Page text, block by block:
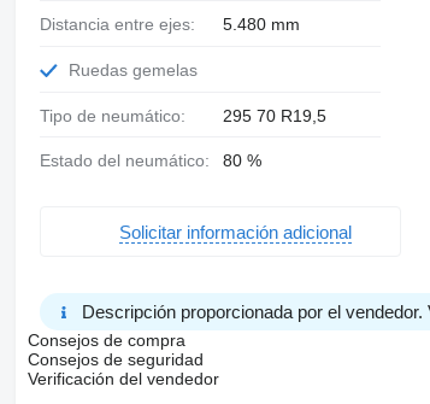
Distancia entre ejes: 5.480 mm
Ruedas gemelas
Tipo de neumático: 295 70 R19,5
Estado del neumático: 80 %
Solicitar información adicional
Descripción proporcionada por el
Consejos de compra
Consejos de seguridad
Verificación del vendedor